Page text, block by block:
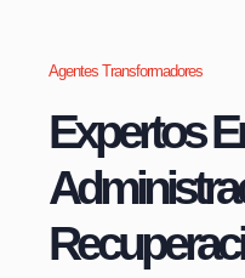
Agentes Transformadores
Expertos